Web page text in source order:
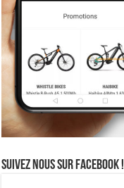
Suivez nous sur Facebook !